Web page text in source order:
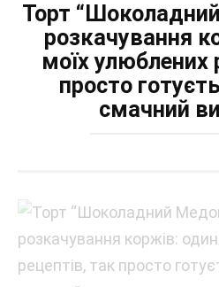
Торт
розкачування
моїх улюблених
просто
смачний